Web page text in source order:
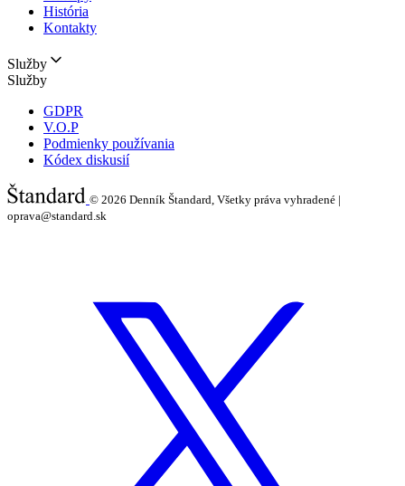
História
Kontakty
Služby
Služby
GDPR
V.O.P
Podmienky používania
Kódex diskusií
© 2026 Denník Štandard, Všetky práva vyhradené |
oprava@standard.sk